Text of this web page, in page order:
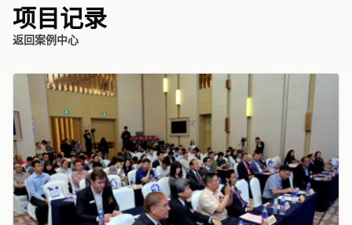
项目记录
返回案例中心